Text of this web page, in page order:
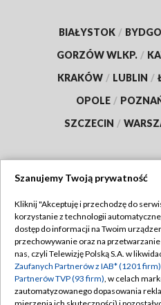
BIAŁYSTOK /
GORZÓW WLKP. /
KRAKÓW / LUBLIN /
OPOLE /
SZCZECIN /
Abonament TVP
Emisja w TVP
Centrum informacji TVP
Polityka
Moje
Szanujemy Twoją prywatność
Kliknij "Akceptuję i przechodzę do
korzystanie z technologii
dostęp do informacji na Twoim
przechowywanie oraz na
nas, czyli Telewizję Polską S.A. w
Zaufanych Partnerów z IAB* (1201 firm)
Partnerów TVP (93 firm), w celach
zautomatyzowanego dopasowania